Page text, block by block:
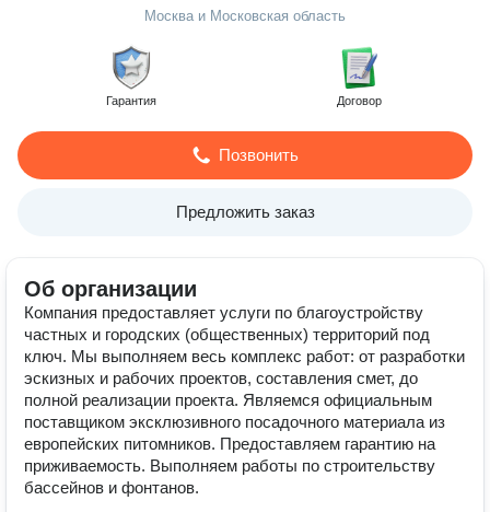
Москва и Московская область
Гарантия Договор
Позвонить
Предложить заказ
Об организации
Компания предоставляет услуги по благоустройству
частных и городских (общественных) территорий под
ключ. Мы выполняем весь комплекс работ: от разработки
эскизных и рабочих проектов, составления смет, до
полной реализации проекта. Являемся официальным
поставщиком эксклюзивного посадочного материала из
европейских питомников. Предоставляем гарантию на
приживаемость. Выполняем работы по строительству
бассейнов и фонтанов.